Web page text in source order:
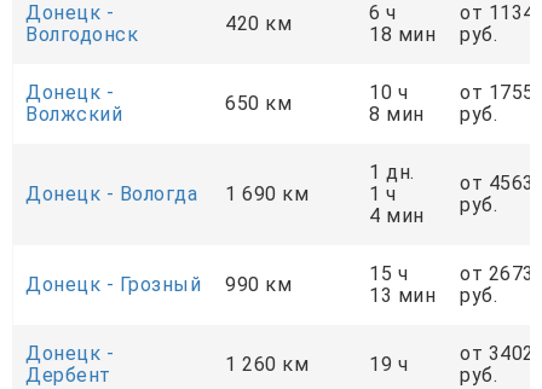
Донецк -
Волгодонск
420 км
6 ч
18 мин
от
руб.
Донецк -
Волжский
650 км
10 ч
8 мин
от
руб.
Донецк - Вологда 1 690 км
1 дн.
1 ч
4 мин
от
руб.
Донецк - Грозный 990 км
15 ч
13 мин
от
руб.
Донецк -
Дербент
1 260 км 19 ч
от
руб.